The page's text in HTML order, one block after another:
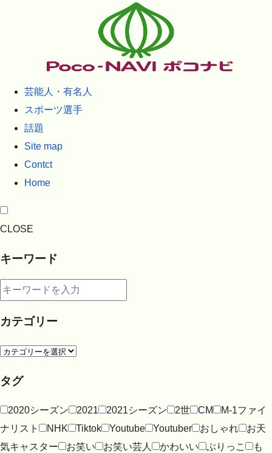
芸能人・有名人
スポーツ選手
話題
Site map
Contct
Home
CLOSE
キーワード
カテゴリー
タグ
2020シーズン 2021 2021シーズン 2世 CM
M-1ファイ
ナリスト
NHK Tiktok Youtube Youtuber おしゃれ
お天
気キャスター
お笑い お笑い芸人 かわいい ぶりっこ
も